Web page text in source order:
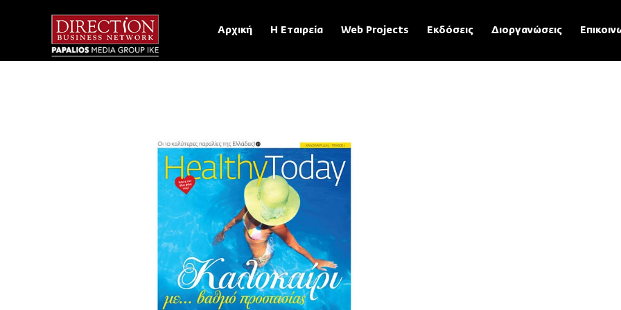
Αρχική Η Εταιρεία Web Projects Εκδόσεις Διοργανώσεις